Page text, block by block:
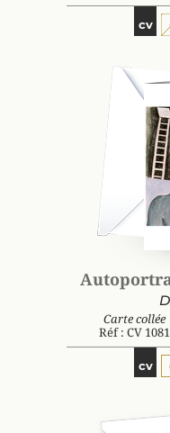
cv
Carte collée
Réf : CV 1081
cv